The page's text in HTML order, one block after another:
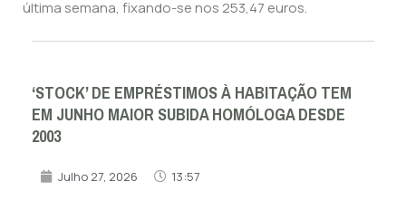
última semana, fixando-se nos 253,47 euros.
‘STOCK’ DE EMPRÉSTIMOS À HABITAÇÃO TEM
EM JUNHO MAIOR SUBIDA HOMÓLOGA DESDE
2003
Julho 27, 2026 13:57